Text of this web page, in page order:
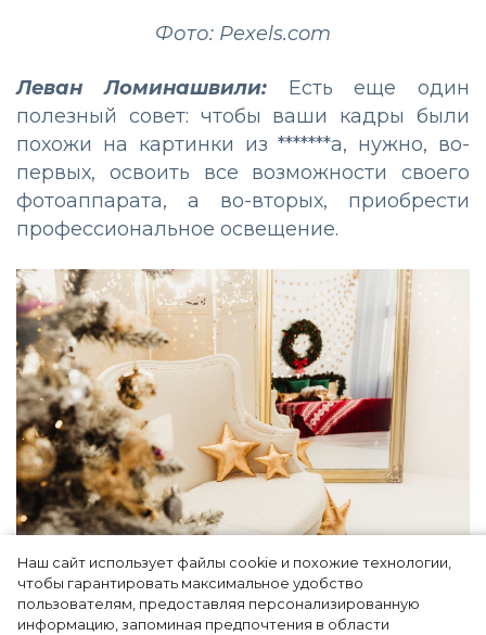
Наш сайт использует файлы cookie и похожие технологии,
чтобы гарантировать максимальное удобство
пользователям, предоставляя персонализированную
информацию, запоминая предпочтения в области
Фото: Pexels.com
Леван Ломинашвили:Есть еще один
полезный совет: чтобы ваши кадры были
похожи на картинки из *******а, нужно, во-
первых, освоить все возможности своего
фотоаппарата, а во-вторых, приобрести
профессиональное освещение.
Фото: Pexels.com